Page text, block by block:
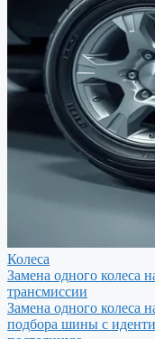
Колеса
Замена одного колеса
трансмиссии
Замена одного колеса
подбора шины с